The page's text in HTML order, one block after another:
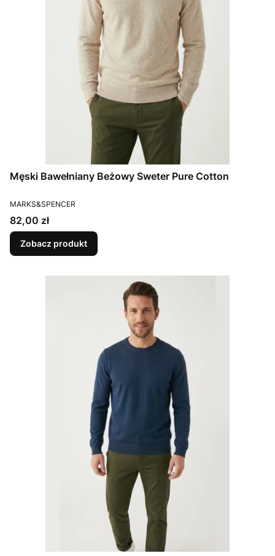
Męski Bawełniany Beżowy Sweter Pure Cotton
PRODUCENT
MARKS&SPENCER
Cena
82,00 zł
Zobacz produkt